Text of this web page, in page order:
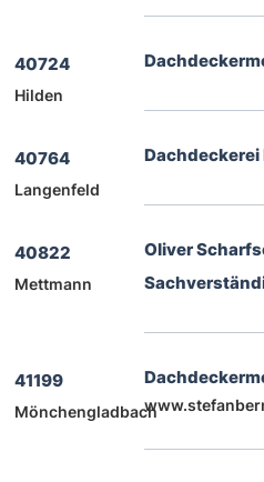
40724
Hilden
40764
Langenfeld
Dachdeckerei
40822
Mettmann
Oliver
41199
Mönchengladbach